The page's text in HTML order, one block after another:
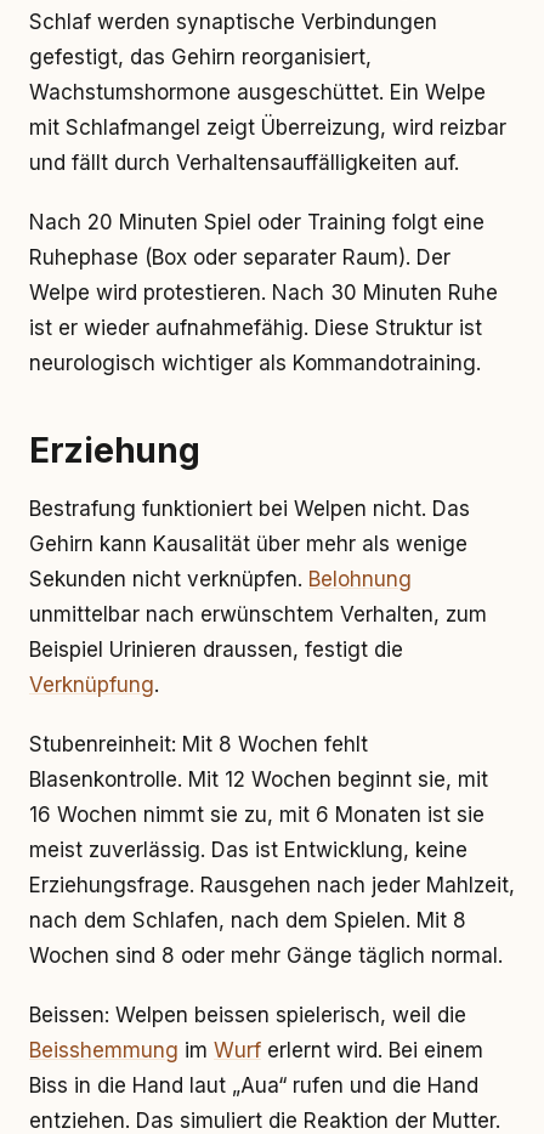
Schlaf werden synaptische Verbindungen
gefestigt, das Gehirn reorganisiert,
Wachstumshormone ausgeschüttet. Ein Welpe
mit Schlafmangel zeigt Überreizung, wird reizbar
und fällt durch Verhaltensauffälligkeiten auf.
Nach 20 Minuten Spiel oder Training folgt eine
Ruhephase (Box oder separater Raum). Der
Welpe wird protestieren. Nach 30 Minuten Ruhe
ist er wieder aufnahmefähig. Diese Struktur ist
neurologisch wichtiger als Kommandotraining.
Erziehung
Bestrafung funktioniert bei Welpen nicht. Das
Gehirn kann Kausalität über mehr als wenige
Sekunden nicht verknüpfen. Belohnung
unmittelbar nach erwünschtem Verhalten, zum
Beispiel Urinieren draussen, festigt die
Verknüpfung.
Stubenreinheit: Mit 8 Wochen fehlt
Blasenkontrolle. Mit 12 Wochen beginnt sie, mit
16 Wochen nimmt sie zu, mit 6 Monaten ist sie
meist zuverlässig. Das ist Entwicklung, keine
Erziehungsfrage. Rausgehen nach jeder Mahlzeit,
nach dem Schlafen, nach dem Spielen. Mit 8
Wochen sind 8 oder mehr Gänge täglich normal.
Beissen: Welpen beissen spielerisch, weil die
Beisshemmung im Wurf erlernt wird. Bei einem
Biss in die Hand laut „Aua“ rufen und die Hand
entziehen. Das simuliert die Reaktion der Mutter.